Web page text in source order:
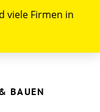
viele Firmen in
BAUEN